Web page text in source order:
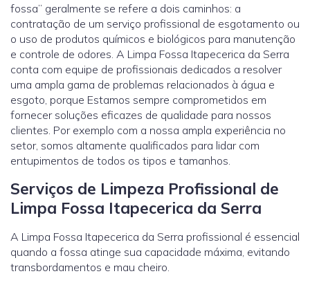
fossa” geralmente se refere a dois caminhos: a
contratação de um serviço profissional de esgotamento ou
o uso de produtos químicos e biológicos para manutenção
e controle de odores. A Limpa Fossa Itapecerica da Serra
conta com equipe de profissionais dedicados a resolver
uma ampla gama de problemas relacionados à água e
esgoto, porque Estamos sempre comprometidos em
fornecer soluções eficazes de qualidade para nossos
clientes. Por exemplo com a nossa ampla experiência no
setor, somos altamente qualificados para lidar com
entupimentos de todos os tipos e tamanhos.
Serviços de Limpeza Profissional de
Limpa Fossa Itapecerica da Serra
A Limpa Fossa Itapecerica da Serra profissional é essencial
quando a fossa atinge sua capacidade máxima, evitando
transbordamentos e mau cheiro.